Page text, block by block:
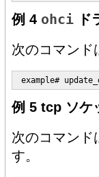
例 4 ohci ド
次のコマンド
example#
例 5 tcp ソケ
次のコマンド
す。